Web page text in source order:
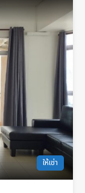
ให้เช่า